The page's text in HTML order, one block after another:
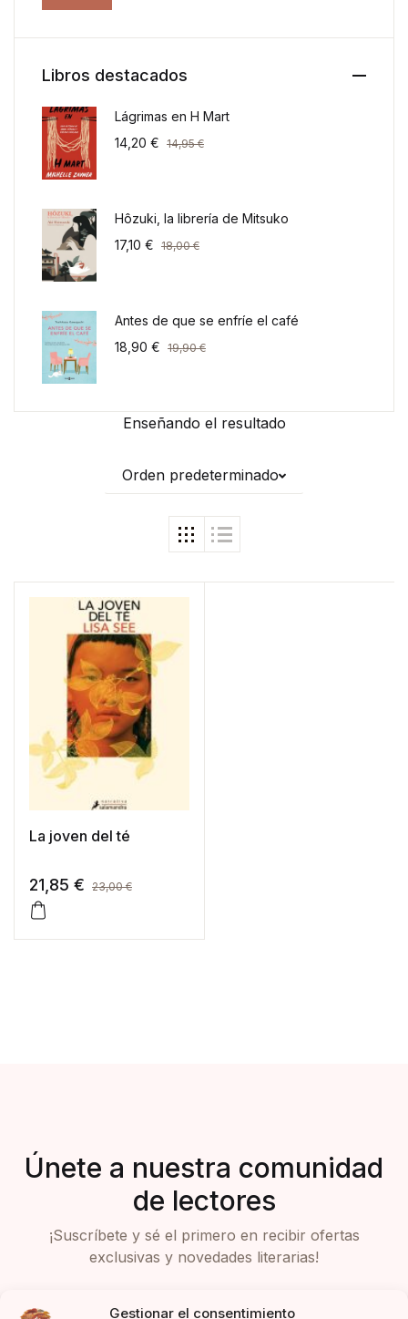
Gestionar el consentimiento
Enseñando el resultado
Orden predeterminado
La joven del té
21,85 € 23,00€
Libros destacados
Lágrimas en H Mart
14,20 € 14,95€
Hôzuki, la librería de Mitsuko
17,10 € 18,00€
Antes de que se enfríe el café
18,90 € 19,90€
Únete a nuestra comunidad
de lectores
¡Suscríbete y sé el primero en recibir ofertas
exclusivas y novedades literarias!